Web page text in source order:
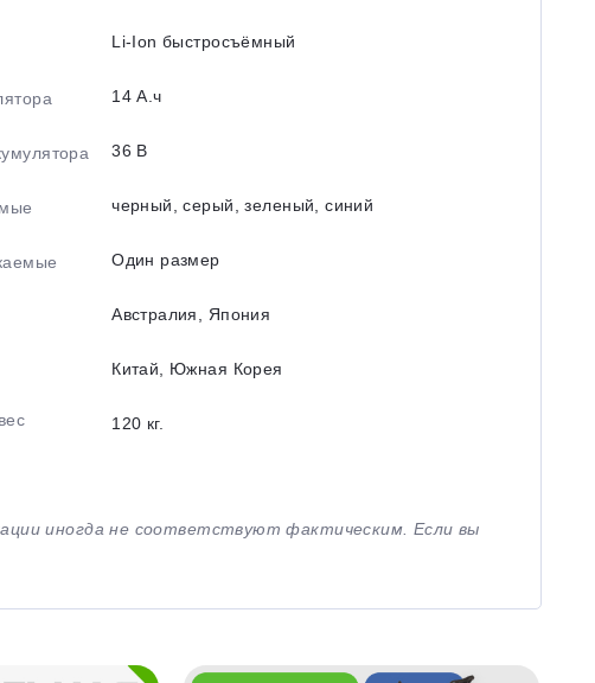
Li-Ion быстросъёмный
14 А.ч
36 В
черный, серый, зеленый, синий
Один размер
Австралия, Япония
Китай, Южная Корея
120 кг.
иногда не соответствуют фактическим. Если вы